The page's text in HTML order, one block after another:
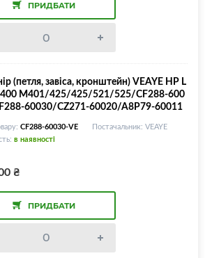
ПРИДБАТИ
(петля, завіса, кронштейн) VEAYE HP L
400 M401/425/425/521/525/CF288-600
60030/CZ271-60020/A8P79-60011
CF288-60030-VE
Постачальник: VEAYE
в наявності
₴
ПРИДБАТИ